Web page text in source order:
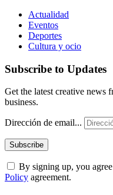
Actualidad
Eventos
Deportes
Cultura y ocio
Subscribe to Updates
Get the latest creative news
business.
Dirección de email...
By signing up, you
Policy agreement.